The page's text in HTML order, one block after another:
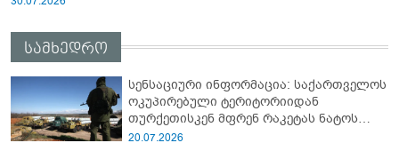
სამხედრო
სენსაციური ინფორმაცია: საქართველოს
ოკუპირებული ტერიტორიიდან
თურქეთისკენ მფრენ რაკეტას ნატოს
სამიტი კინაღამ ჩაუშლია
20.07.2026